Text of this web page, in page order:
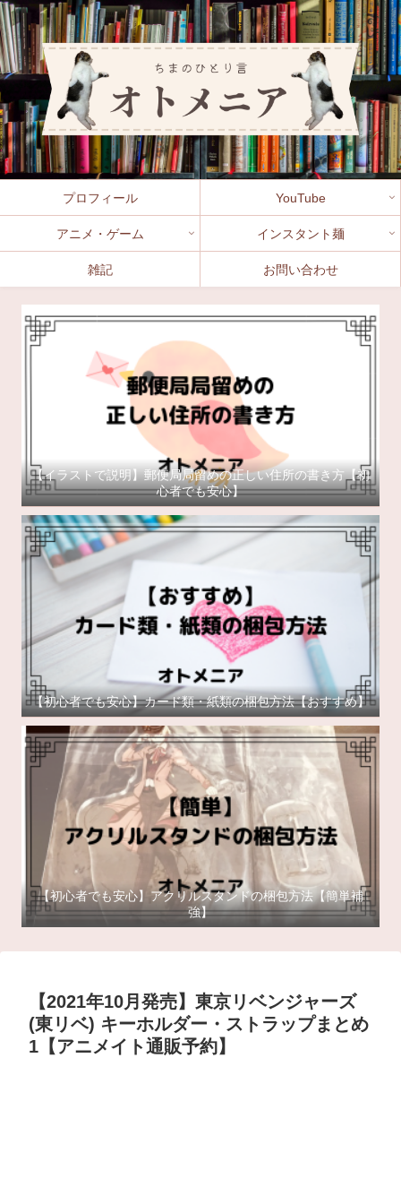
プロフィール YouTube
アニメ・ゲーム インスタント麺
雑記 お問い合わせ
【イラストで説明】郵便局局留めの正しい住所の書き方【初
心者でも安心】
【初心者でも安心】カード類・紙類の梱包方法【おすすめ】
【初心者でも安心】アクリルスタンドの梱包方法【簡単補
強】
【2021年10月発売】東京リベンジャーズ
(東リベ) キーホルダー・ストラップまとめ
1【アニメイト通販予約】